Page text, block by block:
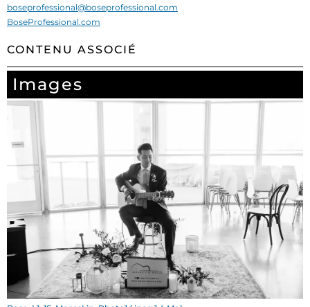
boseprofessional@boseprofessional.com
BoseProfessional.com
CONTENU ASSOCIÉ
Images